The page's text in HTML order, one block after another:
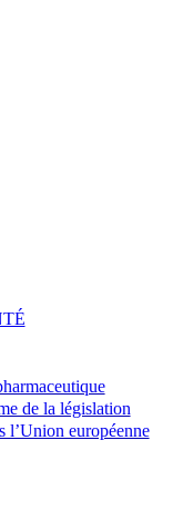
de la législation
l’Union européenne